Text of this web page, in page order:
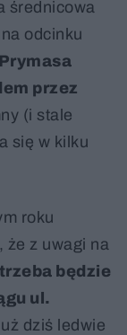
średnicowa
odcinku
przez
(i stale
się w kilku
roku
że z uwagi na
trzeba będzie
ul.
dziś ledwie